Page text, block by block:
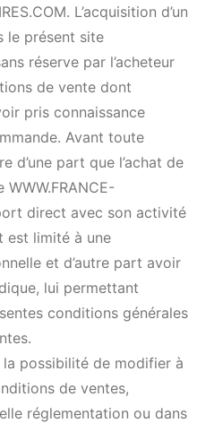
L’acquisition d’un
le présent site
réserve par l’acheteur
de vente dont
pris connaissance
Avant toute
d’une part que l’achat de
direct avec son activité
est limité à une
et d’autre part avoir
lui permettant
conditions générales
la possibilité de modifier à
de ventes,
réglementation ou dans